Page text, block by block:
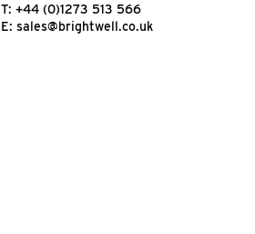
T: +44 (0)1273 513 566
E: sales@brightwell.co.uk